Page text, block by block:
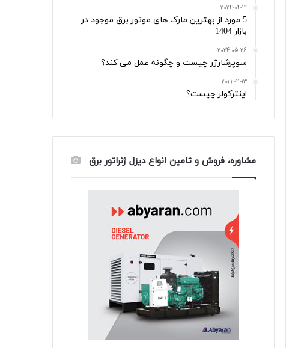
2024-04-14
5 مورد از بهترین مارک های موتور برق موجود در
بازار 1404
2024-05-26
سوپرشارژر چیست و چگونه عمل می کند؟
2023-11-13
اینترکولر چیست؟
مشاوره، فروش و تامین انواع دیزل ژنراتور برق